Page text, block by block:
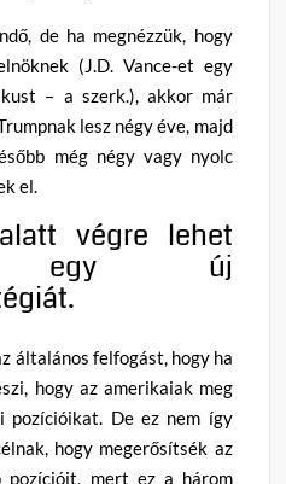
de ha megnézzük, hogy
(J.D. Vance-et egy
– a szerk.), akkor már
lesz négy éve, majd
még négy vagy nyolc
el.
végre lehet
egy új
általános felfogást, hogy ha
hogy az amerikaiak meg
De ez nem így
hogy megerősítsék az
pozícióit, mert ez a három